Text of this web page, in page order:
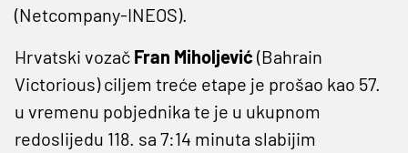
(Netcompany-INEOS).
Hrvatski vozač Fran Miholjević (Bahrain
Victorious) ciljem treće etape je prošao kao 57.
u vremenu pobjednika te je u ukupnom
redoslijedu 118. sa 7:14 minuta slabijim